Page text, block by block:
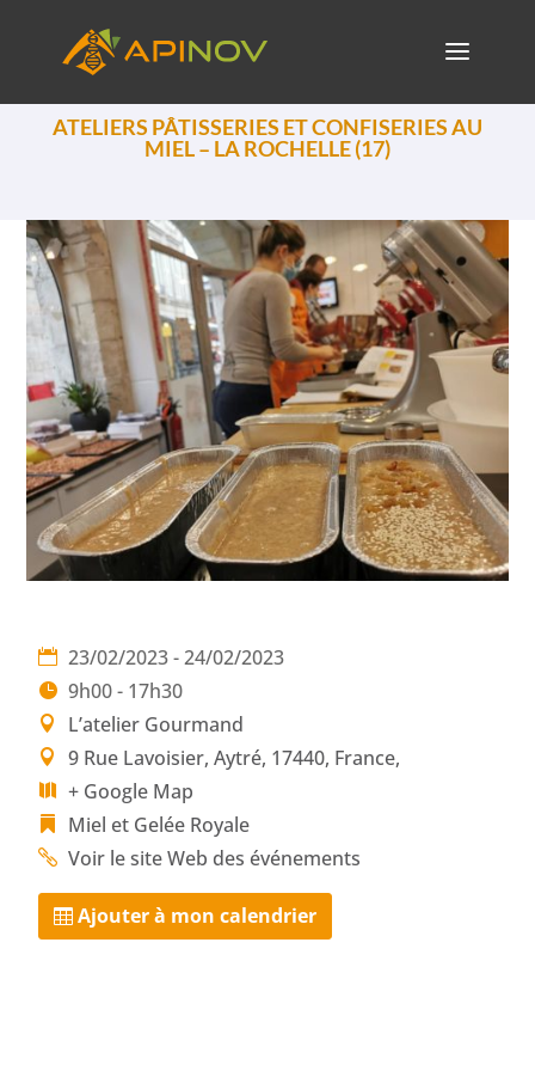
ATELIERS PÂTISSERIES ET CONFISERIES AU
MIEL – LA ROCHELLE (17)
23/02/2023 - 24/02/2023
9h00 - 17h30
L’atelier Gourmand
9 Rue Lavoisier, Aytré, 17440, France,
+ Google Map
Miel et Gelée Royale
Voir le site Web des événements
Ajouter à mon calendrier